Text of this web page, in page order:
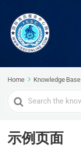
Home Knowledge Base
Search
For
示例页面